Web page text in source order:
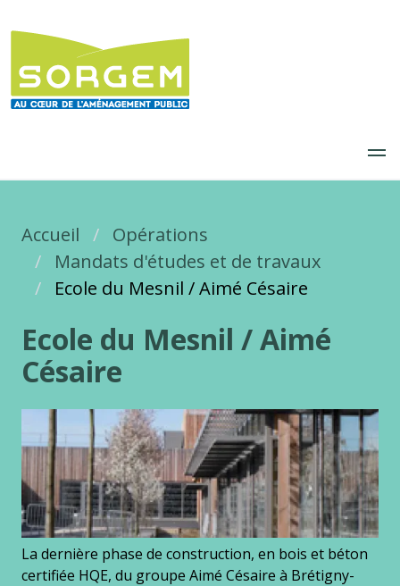
au
principal
Fil d'Ariane
Accueil
Opérations
Mandats d'études et de travaux
Ecole du Mesnil / Aimé Césaire
Ecole du Mesnil / Aimé
Césaire
La dernière phase de construction, en bois et béton
certifiée HQE, du groupe Aimé Césaire à Brétigny-